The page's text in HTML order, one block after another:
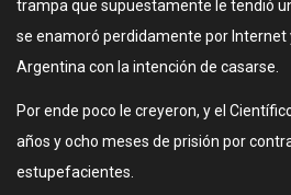
trampa que supuestamente le tendió
se enamoró perdidamente por Internet
Argentina con la intención de casarse.
Por ende poco le creyeron, y el
años y ocho meses de prisión por
estupefacientes.